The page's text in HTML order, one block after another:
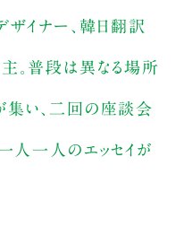
ザイナー、韓日翻訳
。普段は異なる場所
集い、二回の座談会
一人一人のエッセイが